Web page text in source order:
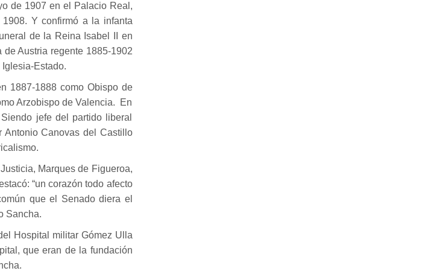
de 1907 en el Palacio Real,
Y confirmó a la infanta
de la Reina Isabel II en
Austria regente 1885-1902
Estado.
1887-1888 como Obispo de
Arzobispo de Valencia. En
jefe del partido liberal
Antonio Canovas del Castillo
Marques de Figueroa,
“un corazón todo afecto
que el Senado diera el
Sancha.
Hospital militar Gómez Ulla
que eran de la fundación